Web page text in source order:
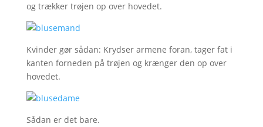
og trækker trøjen op over hovedet.
Kvinder gør sådan: Krydser armene foran, tager fat i
kanten forneden på trøjen og krænger den op over
hovedet.
Sådan er det bare.